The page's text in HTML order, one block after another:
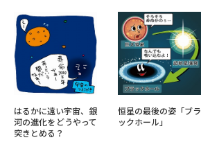
はるかに遠い宇宙、銀
河の進化をどうやって
突きとめる？
恒星の最後の姿「ブラ
ックホール」